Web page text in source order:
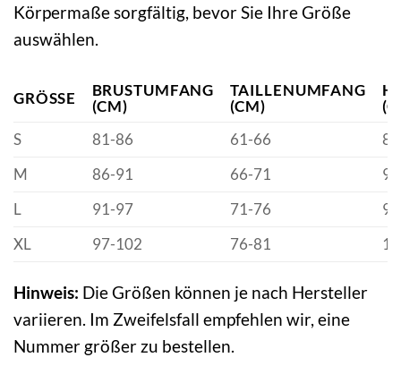
Körpermaße sorgfältig, bevor Sie Ihre Größe
auswählen.
GRÖSSE
BRUSTUMFANG
(CM)
TAILLENUMFANG
(CM)
S
81-86 61-66
M
86-91 66-71
L
91-97 71-76
XL
97-102 76-81
Hinweis: Die Größen können je nach Hersteller
variieren. Im Zweifelsfall empfehlen wir, eine
Nummer größer zu bestellen.